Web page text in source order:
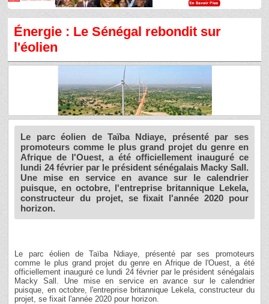
Énergie : Le Sénégal rebondit sur
l'éolien
Le parc éolien de Taïba Ndiaye, présenté par ses
promoteurs comme le plus grand projet du genre en
Afrique de l'Ouest, a été officiellement inauguré ce
lundi 24 février par le président sénégalais Macky Sall.
Une mise en service en avance sur le calendrier
puisque, en octobre, l'entreprise britannique Lekela,
constructeur du projet, se fixait l'année 2020 pour
horizon.
Le parc éolien de Taïba Ndiaye, présenté par ses promoteurs
comme le plus grand projet du genre en Afrique de l'Ouest, a été
officiellement inauguré ce lundi 24 février par le président sénégalais
Macky Sall. Une mise en service en avance sur le calendrier
puisque, en octobre, l'entreprise britannique Lekela, constructeur du
projet, se fixait l'année 2020 pour horizon.